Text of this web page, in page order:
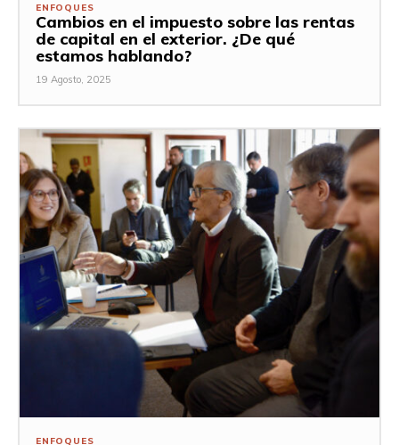
ENFOQUES
Cambios en el impuesto sobre las rentas
de capital en el exterior. ¿De qué
estamos hablando?
19 Agosto, 2025
ENFOQUES